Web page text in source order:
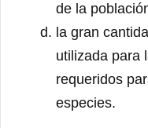
de la
la gran
utilizada para
requeridos
especies.